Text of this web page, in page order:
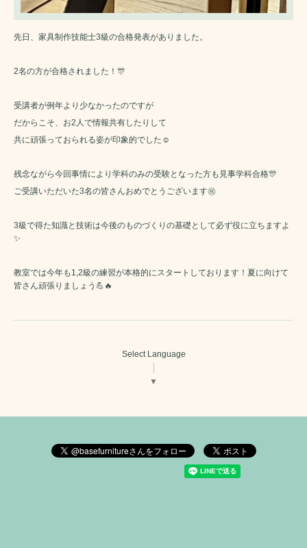
先日、家具制作技能士3級の合格発表がありました。
2名の方が合格されました！🎊
受講者が例年より少なかったのですが
だからこそ、お2人で情報共有したりして
共に頑張っておられる姿が印象的でした☺️
残念ながら今回事情により学科のみの受験となった方も見事学科合格🎊
ご受講いただいた3名の皆さんおめでとうございます㊗️
3級で得た知識と技術は今後のものづくりの基礎として必ず役に立ちますよ
✨️
教室では今年も1,2級の練習が本格的にスタートしております！夏に向けて
皆さん頑張りましょう💪🔥
Select Language
▼